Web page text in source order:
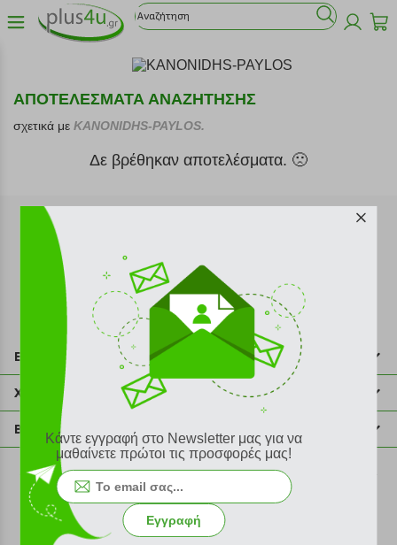
ΑΠΟΤΕΛΕΣΜΑΤΑ ΑΝΑΖΗΤΗΣΗΣ
σχετικά με KANONIDHS-PAYLOS.
Δε βρέθηκαν αποτελέσματα. 🙁
Εγγραφή στο newsletter
Επικοινωνία
211 2000 700
info@plus4u.gr
Χρήσιμες πληροφορίες
Η εταιρία
Σημεία παραλαβής
Ευκαιρίες καριέρας
Όροι χρήσης
Sitemap
Βοήθεια
Εξέλιξη παραγγελίας
Τρόποι παραγγελίας
Τρόποι πληρωμής
Τρόποι αποστολής
©2026 Plus4u.gr
Κάντε εγγραφή στο Newsletter μας για να
μαθαίνετε πρώτοι τις προσφορές μας!
Εγγραφή